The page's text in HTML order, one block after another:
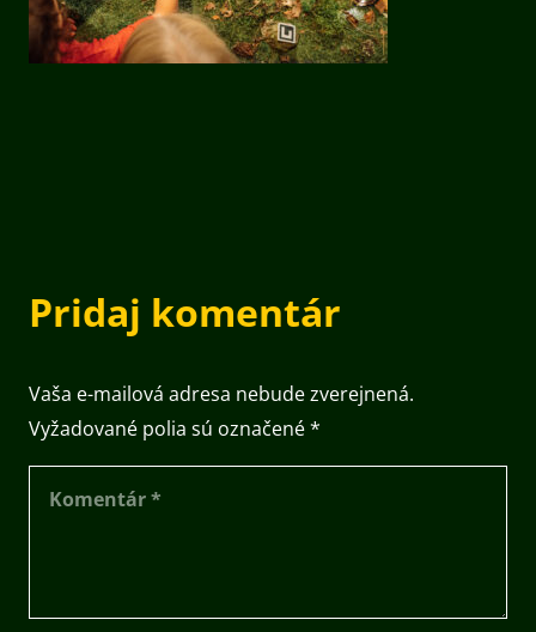
Pridaj komentár
Vaša e-mailová adresa nebude zverejnená.
Vyžadované polia sú označené*